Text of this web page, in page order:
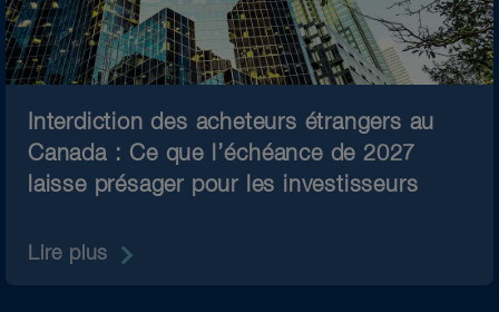
Interdiction des acheteurs étrangers au
Canada : Ce que l’échéance de 2027
laisse présager pour les investisseurs
Lire plus